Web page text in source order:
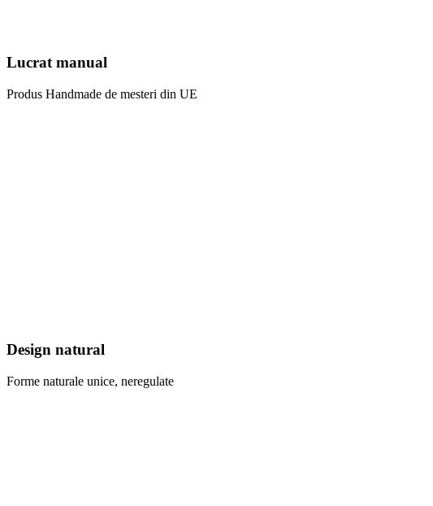
Lucrat manual
Produs Handmade de mesteri din UE
Design natural
Forme naturale unice, neregulate